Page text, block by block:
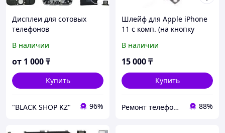
Дисплеи для сотовых
телефонов
В наличии
от 1 000₸
Купить
"BLACK SHOP KZ" 96%
Шлейф для Apple iPhone
11 с комп. (на кнопку
вспышка, оригинал,
снятый,
В наличии
15 000₸
Купить
Ремонт телефонов, ноутбуков, в Алматы Запчасти - TelePORT 88%